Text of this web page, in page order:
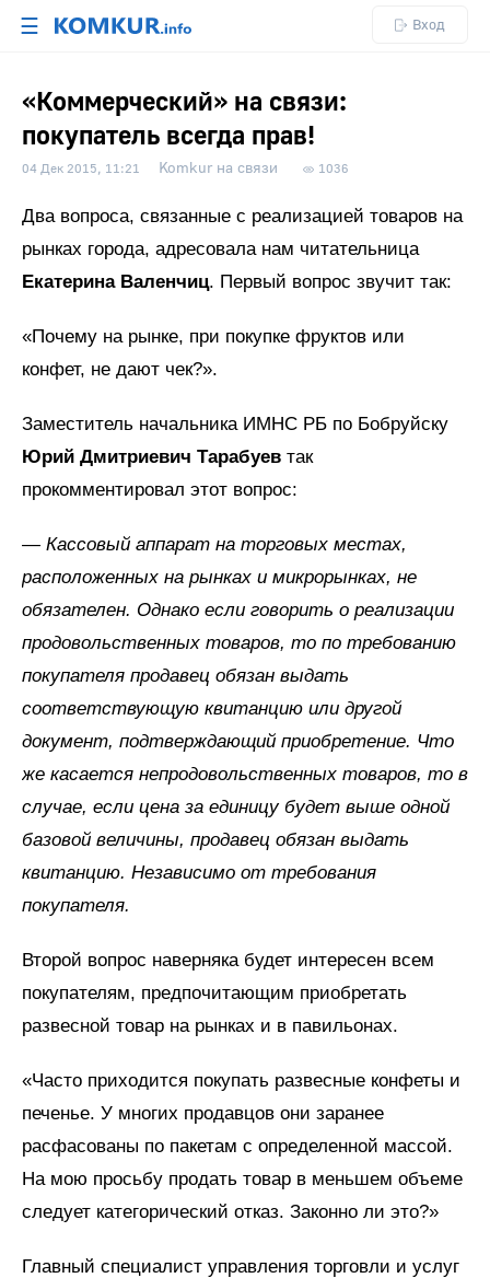
☰ Вход
«Коммерческий» на связи:
покупатель всегда прав!
04 Дек 2015, 11:21 Komkur на связи 1036
Два вопроса, связанные с реализацией товаров на
рынках города, адресовала нам читательница
Екатерина Валенчиц. Первый вопрос звучит так:
«Почему на рынке, при покупке фруктов или
конфет, не дают чек?».
Заместитель начальника ИМНС РБ по Бобруйску
Юрий Дмитриевич Тарабуев так
прокомментировал этот вопрос:
— Кассовый аппарат на торговых местах,
расположенных на рынках и микрорынках, не
обязателен. Однако если говорить о реализации
продовольственных товаров, то по требованию
покупателя продавец обязан выдать
соответствующую квитанцию или другой
документ, подтверждающий приобретение. Что
же касается непродовольственных товаров, то в
случае, если цена за единицу будет выше одной
базовой величины, продавец обязан выдать
квитанцию. Независимо от требования
покупателя.
Второй вопрос наверняка будет интересен всем
покупателям, предпочитающим приобретать
развесной товар на рынках и в павильонах.
«Часто приходится покупать развесные конфеты и
печенье. У многих продавцов они заранее
расфасованы по пакетам с определенной массой.
На мою просьбу продать товар в меньшем объеме
следует категорический отказ. Законно ли это?»
Главный специалист управления торговли и услуг